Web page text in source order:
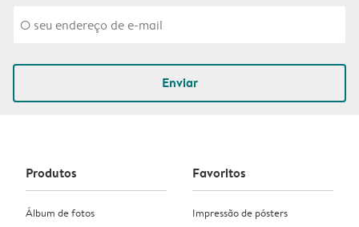
Enviar
Produtos
Álbum de fotos
Favoritos
Impressão de pósters